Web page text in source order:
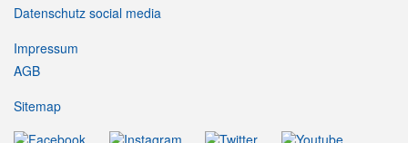
Datenschutz social media
Impressum
AGB
Sitemap